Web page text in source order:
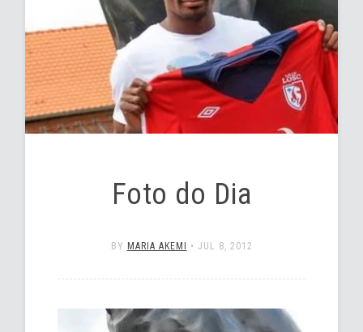
Foto do Dia
BY MARIA AKEMI • JUL 8, 2012